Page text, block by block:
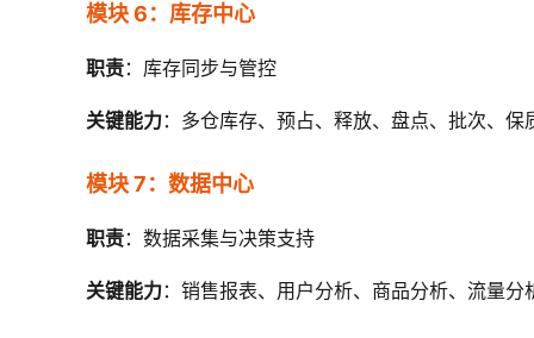
模块 6：库存中心
职责：库存同步与管控
关键能力：多仓库存、预占、释放、盘点、批次、保
模块 7：数据中心
职责：数据采集与决策支持
关键能力：销售报表、用户分析、商品分析、流量分